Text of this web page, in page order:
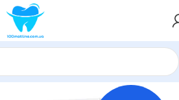
рта Пасты для взрослых